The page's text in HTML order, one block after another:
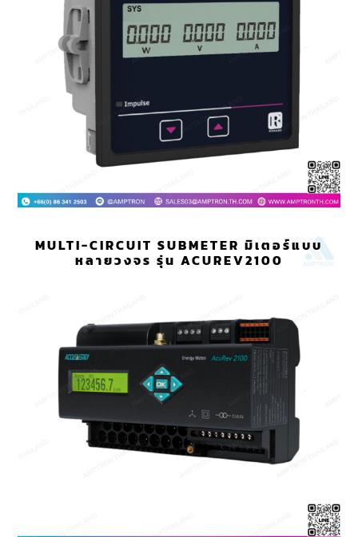
MULTI-CIRCUIT SUBMETER มิเตอร์แบบ
หลายวงจร รุ่น ACUREV2100